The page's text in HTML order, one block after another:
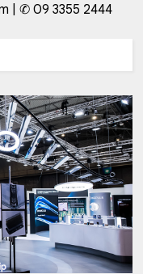
| ✆ 09 3355 2444